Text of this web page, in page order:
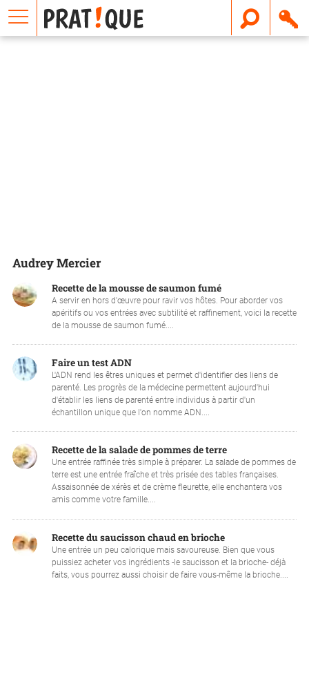
Audrey Mercier
Recette de la mousse de saumon fumé
A servir en hors d'œuvre pour ravir vos hôtes. Pour aborder vos
apéritifs ou vos entrées avec subtilité et raffinement, voici la recette
de la mousse de saumon fumé....
Faire un test ADN
L'ADN rend les êtres uniques et permet d'identifier des liens de
parenté. Les progrès de la médecine permettent aujourd'hui
d'établir les liens de parenté entre individus à partir d'un
échantillon unique que l'on nomme ADN....
Recette de la salade de pommes de terre
Une entrée raffinée très simple à préparer. La salade de pommes de
terre est une entrée fraîche et très prisée des tables françaises.
Assaisonnée de xérès et de crème fleurette, elle enchantera vos
amis comme votre famille....
Recette du saucisson chaud en brioche
Une entrée un peu calorique mais savoureuse. Bien que vous
puissiez acheter vos ingrédients -le saucisson et la brioche- déjà
faits, vous pourrez aussi choisir de faire vous-même la brioche....
E
m
a